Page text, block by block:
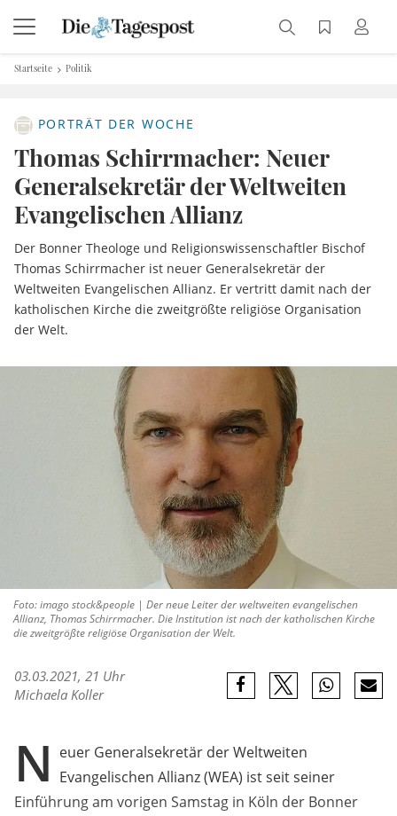
Startseite Politik
PORTRÄT DER WOCHE
Thomas Schirrmacher: Neuer
Generalsekretär der Weltweiten
Evangelischen Allianz
Der Bonner Theologe und Religionswissenschaftler Bischof
Thomas Schirrmacher ist neuer Generalsekretär der
Weltweiten Evangelischen Allianz. Er vertritt damit nach der
katholischen Kirche die zweitgrößte religiöse Organisation
der Welt.
Foto: imago stock&people | Der neue Leiter der weltweiten evangelischen
Allianz, Thomas Schirrmacher. Die Institution ist nach der katholischen Kirche
die zweitgrößte religiöse Organisation der Welt.
03.03.2021, 21 Uhr
Michaela Koller
N euer Generalsekretär der Weltweiten
Evangelischen Allianz (WEA) ist seit seiner
Einführung am vorigen Samstag in Köln der Bonner